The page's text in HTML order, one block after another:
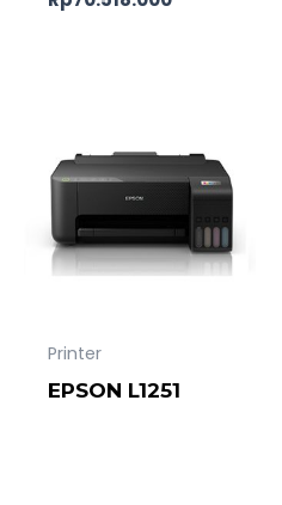
Printer
EPSON L1251